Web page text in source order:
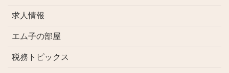
求人情報
エム子の部屋
税務トピックス